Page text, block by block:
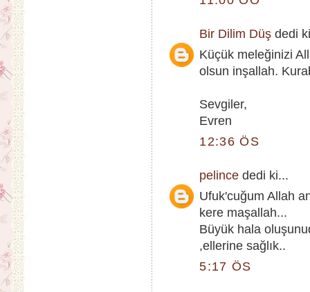
Bir Dilim Düş dedi
Küçük meleğinizi
olsun inşallah.
Sevgiler,
Evren
12:36 ÖS
pelince dedi ki...
Ufuk'cuğum Allah
kere maşallah...
Büyük hala
,ellerine sağlık..
5:17 ÖS